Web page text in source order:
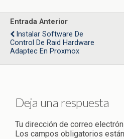
Entrada Anterior
Instalar Software De
Control De Raid Hardware
Adaptec En Proxmox
Deja una respuesta
Tu dirección de correo
Los campos obligatorios